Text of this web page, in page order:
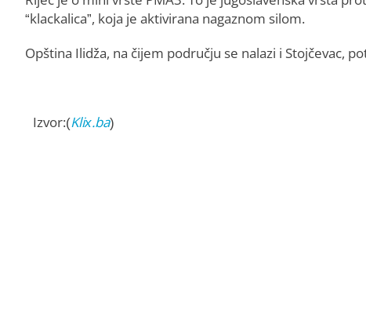
“klackalica”, koja je aktivirana nagaznom silom.
Opština Ilidža, na čijem području se nalazi i Stojčevac,
Izvor:(Klix.ba)